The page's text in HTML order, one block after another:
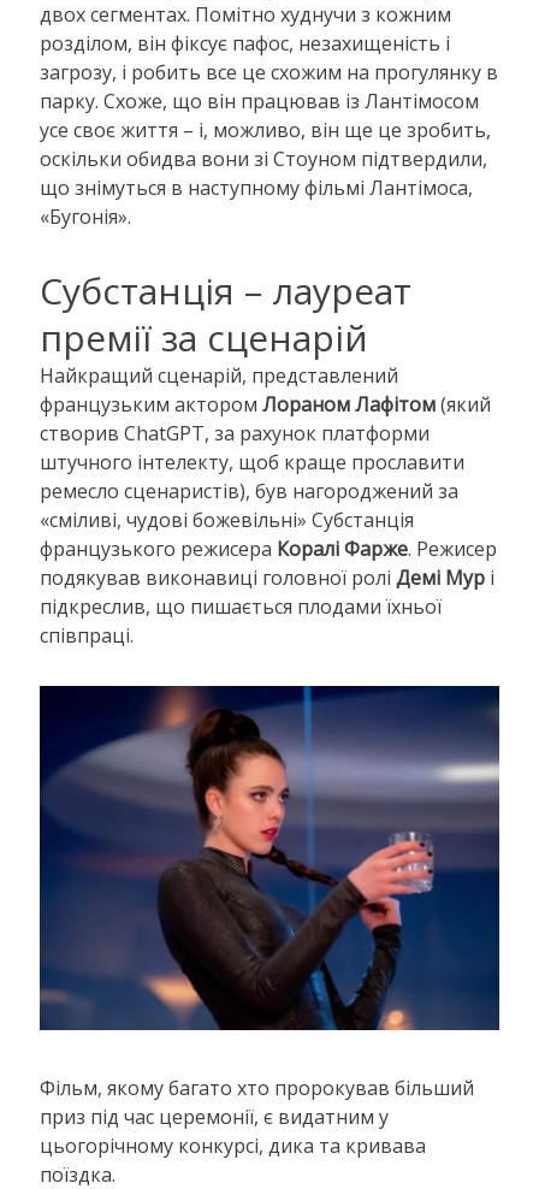
двох сегментах. Помітно худнучи з кожним
розділом, він фіксує пафос, незахищеність і
загрозу, і робить все це схожим на прогулянку в
парку. Схоже, що він працював із Лантімосом
усе своє життя – і, можливо, він ще це зробить,
оскільки обидва вони зі Стоуном підтвердили,
що знімуться в наступному фільмі Лантімоса,
«Бугонія».
Субстанція – лауреат
премії за сценарій
Найкращий сценарій, представлений
французьким акторомЛораном Лафітом(який
створив ChatGPT, за рахунок платформи
штучного інтелекту, щоб краще прославити
ремесло сценаристів), був нагороджений за
«сміливі, чудові божевільні» Субстанція
французького режисера Коралі Фарже. Режисер
подякував виконавиці головної роліДемі Мур і
підкреслив, що пишається плодами їхньої
співпраці.
Фільм, якому багато хто пророкував більший
приз під час церемонії, є видатним у
цьогорічному конкурсі, дика та кривава
поїздка.